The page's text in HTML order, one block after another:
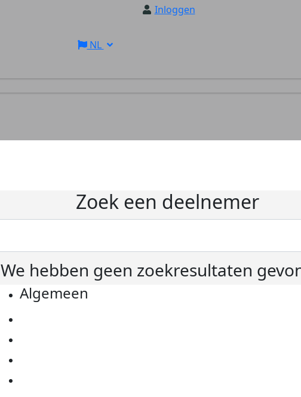
Inloggen
NL
Zoek een deelnemer
We hebben geen zoekresultaten
Algemeen